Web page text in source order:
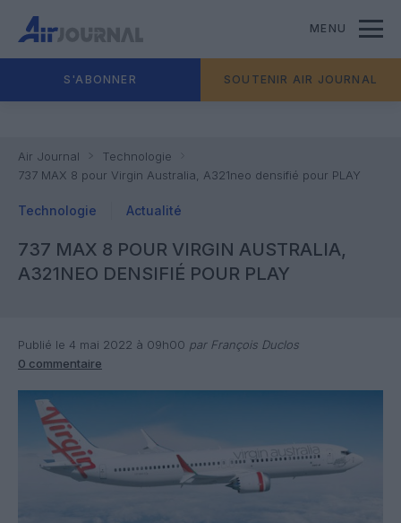
MENU
S'ABONNER SOUTENIR AIR JOURNAL
Air Journal
Technologie
737 MAX 8 pour Virgin Australia, A321neo densifié pour PLAY
Technologie Actualité
737 MAX 8 POUR VIRGIN AUSTRALIA,
A321NEO DENSIFIÉ POUR PLAY
Publié le 4 mai 2022 à 09h00 par François Duclos
0 commentaire